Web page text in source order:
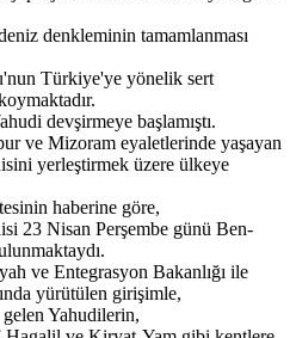
denkleminin tamamlanması
Türkiye'ye yönelik sert
devşirmeye başlamıştı.
ve Mizoram eyaletlerinde yaşayan
yerleştirmek üzere ülkeye
haberine göre,
23 Nisan Perşembe günü Ben-
ve Entegrasyon Bakanlığı ile
yürütülen girişimle,
Yahudilerin,